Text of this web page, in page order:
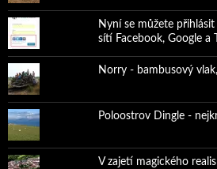
Nyní se můžete
sítí Facebook, Google a
Norry - bambusový
Poloostrov Dingle -
V zajetí magického